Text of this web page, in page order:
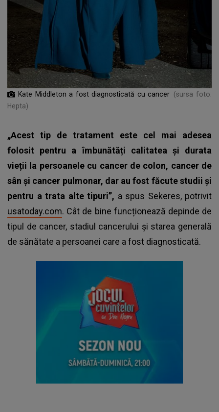
Kate Middleton a fost diagnosticată cu cancer (sursa foto:
Hepta)
„Acest tip de tratament este cel mai adesea
folosit pentru a îmbunătăți calitatea și durata
vieții la persoanele cu cancer de colon, cancer de
sân și cancer pulmonar, dar au fost făcute studii și
pentru a trata alte tipuri”, a spus Sekeres, potrivit
usatoday.com. Cât de bine funcționează depinde de
tipul de cancer, stadiul cancerului și starea generală
de sănătate a persoanei care a fost diagnosticată.